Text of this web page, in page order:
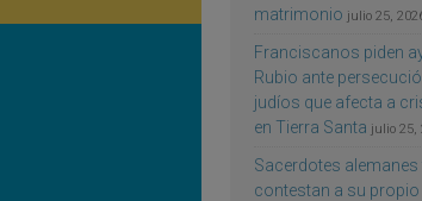
matrimonio julio 25,
Franciscanos piden
Rubio ante
judíos que afecta a
en Tierra Santa julio 25,
Sacerdotes alemanes
contestan a su